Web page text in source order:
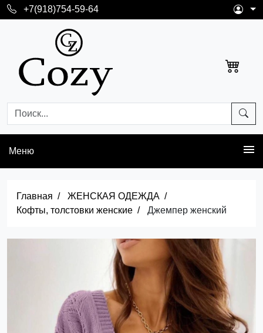
+7(918)754-59-64
Меню
Главная
ЖЕНСКАЯ ОДЕЖДА
Кофты, толстовки женские
Джемпер женский